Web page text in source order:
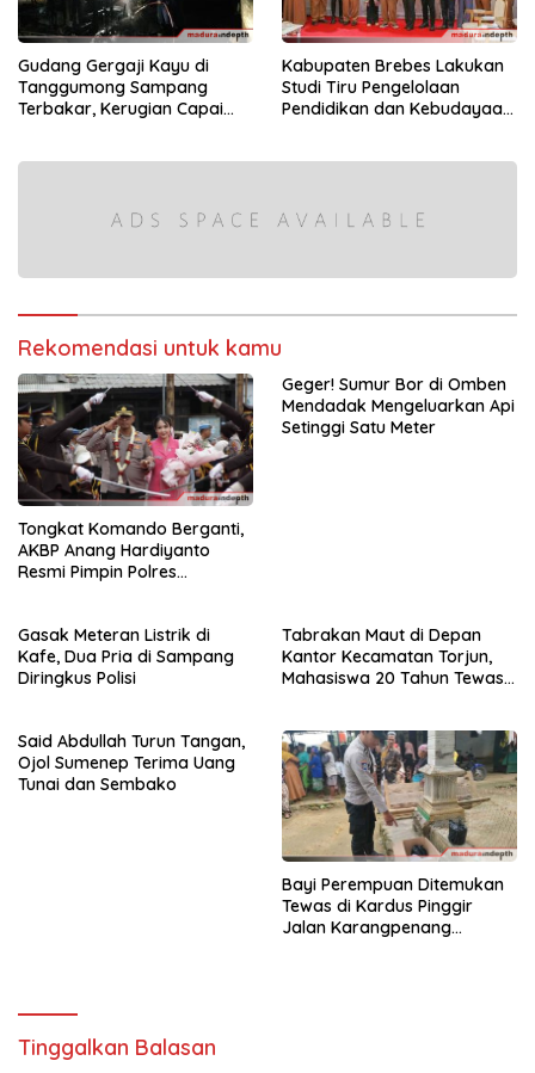
Gudang Gergaji Kayu di
Tanggumong Sampang
Terbakar, Kerugian Capai
Kabupaten Brebes Lakukan
Studi Tiru Pengelolaan
Pendidikan dan Kebudayaan
Rekomendasi untuk kamu
Tongkat Komando Berganti,
AKBP Anang Hardiyanto
Resmi Pimpin Polres
Geger! Sumur Bor di Omben
Mendadak Mengeluarkan Api
Setinggi Satu Meter
Gasak Meteran Listrik di
Kafe, Dua Pria di Sampang
Diringkus Polisi
Tabrakan Maut di Depan
Kantor Kecamatan Torjun,
Mahasiswa 20 Tahun Tewas
Said Abdullah Turun Tangan,
Ojol Sumenep Terima Uang
Tunai dan Sembako
Bayi Perempuan Ditemukan
Tewas di Kardus Pinggir
Jalan Karangpenang
Tinggalkan Balasan